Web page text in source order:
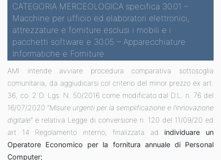
CATEGORIA MERCEOLOGICA specifica 30.01 –
Macchine per ufficio ed elaboratori elettronici,
attrezzature e forniture esclusi i mobili e i
pacchetti software e 30.05 – Apparecchiature
Informatiche e Forniture
AMI intende avviare procedura comparativa sottosoglia
comunitaria, da aggiudicarsi col criterio del minor prezzo ex art.
36, co. 2 D. Lgs. N. 50/2016 come modificato dal D.L. n. 76 del
16/07/2020 “Misure urgenti per la semplificazione e l’innovazione
digitale” e relativa Legge di conversione n. 120 del 11/09/20 ed
art 14 Regolamento interno, finalizzata ad individuare un
Operatore Economico per la fornitura annuale di Personal
Computer;